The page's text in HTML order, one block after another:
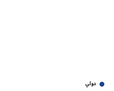
دولي